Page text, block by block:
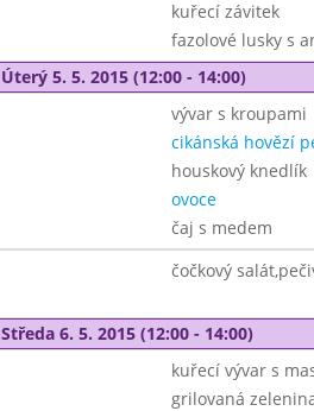
kuřecí závitek
fazolové lusky s
Úterý 5. 5. 2015 (12:00 - 14:00)
vývar s kroupami
cikánská hovězí
houskový knedlík
ovoce
čaj s medem
čočkový
Středa 6. 5. 2015 (12:00 - 14:00)
kuřecí vývar s
grilovaná